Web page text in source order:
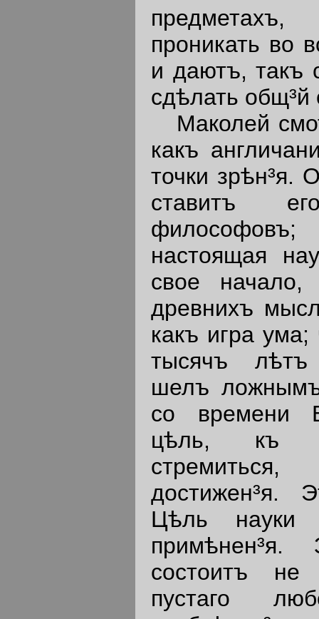
предметахъ,
проникать во
и даютъ, такъ
сдѣлать общ³й
Маколей
какъ
точки зрѣн³я.
ставитъ
философовъ;
настоящая
свое начало,
древнихъ
какъ игра ума;
тысячъ лѣтъ
шелъ
со времени
цѣль, къ
достижен³я.
Цѣль
примѣнен³я.
состоитъ не
пустаго